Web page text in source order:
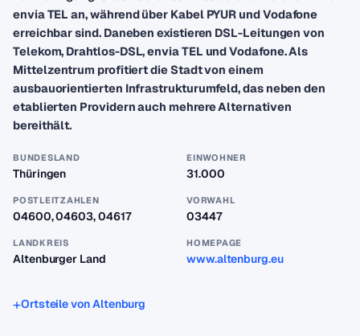
envia TEL an, während über Kabel PYUR und Vodafone
erreichbar sind. Daneben existieren DSL-Leitungen von
Telekom, Drahtlos-DSL, envia TEL und Vodafone. Als
Mittelzentrum profitiert die Stadt von einem
ausbauorientierten Infrastrukturumfeld, das neben den
etablierten Providern auch mehrere Alternativen
bereithält.
BUNDESLAND
Thüringen
EINWOHNER
31.000
POSTLEITZAHLEN
04600, 04603, 04617
VORWAHL
03447
LANDKREIS
Altenburger Land
HOMEPAGE
www.altenburg.eu
Ortsteile von Altenburg